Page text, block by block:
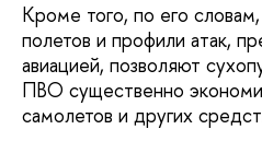
Кроме того, по его
полетов и профили атак,
авиацией, позволяют
ПВО существенно
самолетов и других